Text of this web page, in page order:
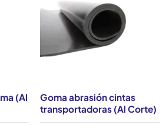
impacto (roja 45º)
desgarro (negro 45º)
guías (Goma para guías de
fuego (Goma ignífuga)
anti-abrasivas al mejor
(Al
Goma abrasión cintas
transportadoras (Al Corte)